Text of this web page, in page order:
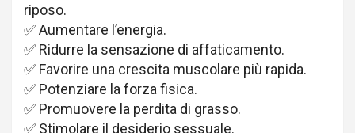
riposo.
✅ Aumentare l’energia.
✅ Ridurre la sensazione di affaticamento.
✅ Favorire una crescita muscolare più rapida.
✅ Potenziare la forza fisica.
✅ Promuovere la perdita di grasso.
✅ Stimolare il desiderio sessuale.